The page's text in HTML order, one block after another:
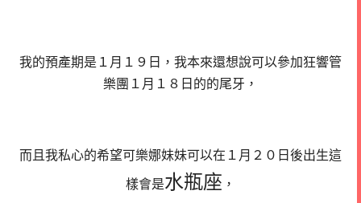
我的預產期是１月１９日，我本來還想說可以參加狂響管
樂團１月１８日的的尾牙，
而且我私心的希望可樂娜妹妹可以在１月２０日後出生這
樣會是水瓶座 ，